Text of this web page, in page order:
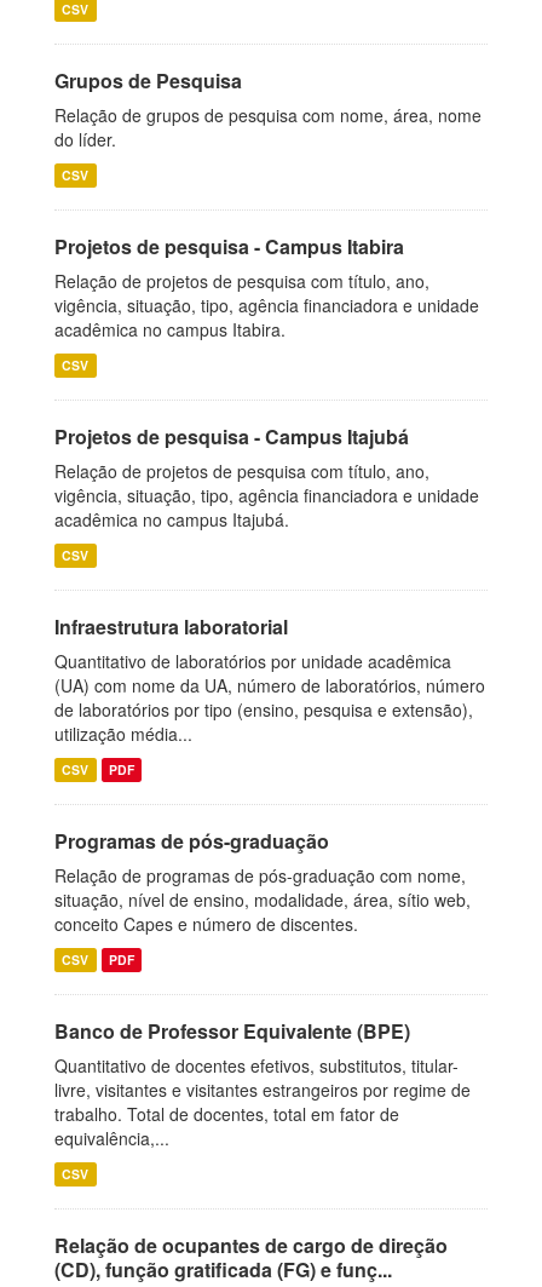
CSV
Grupos de Pesquisa
Relação de grupos de pesquisa com nome, área, nome
do líder.
CSV
Projetos de pesquisa - Campus Itabira
Relação de projetos de pesquisa com título, ano,
vigência, situação, tipo, agência financiadora e unidade
acadêmica no campus Itabira.
CSV
Projetos de pesquisa - Campus Itajubá
Relação de projetos de pesquisa com título, ano,
vigência, situação, tipo, agência financiadora e unidade
acadêmica no campus Itajubá.
CSV
Infraestrutura laboratorial
Quantitativo de laboratórios por unidade acadêmica
(UA) com nome da UA, número de laboratórios, número
de laboratórios por tipo (ensino, pesquisa e extensão),
utilização média...
CSV PDF
Programas de pós-graduação
Relação de programas de pós-graduação com nome,
situação, nível de ensino, modalidade, área, sítio web,
conceito Capes e número de discentes.
CSV PDF
Banco de Professor Equivalente (BPE)
Quantitativo de docentes efetivos, substitutos, titular-
livre, visitantes e visitantes estrangeiros por regime de
trabalho. Total de docentes, total em fator de
equivalência,...
CSV
Relação de ocupantes de cargo de direção
(CD), função gratificada (FG) e funç...